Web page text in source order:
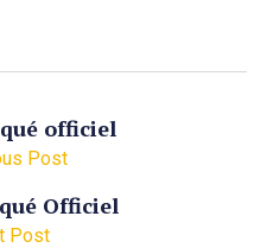
officiel
Post
Officiel
Post